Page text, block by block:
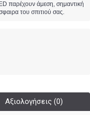
παρέχουν άμεση, σημαντική
του σπιτιού σας.
Αξιολογήσεις (0)